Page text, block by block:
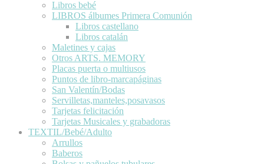
Libros bebé
LIBROS álbumes Primera Comunión
Libros castellano
Libros catalán
Maletines y cajas
Otros ARTS. MEMORY
Placas puerta o multiusos
Puntos de libro-marcapáginas
San Valentín/Bodas
Servilletas,manteles,posavasos
Tarjetas felicitación
Tarjetas Musicales y grabadoras
TEXTIL/Bebé/Adulto
Arrullos
Baberos